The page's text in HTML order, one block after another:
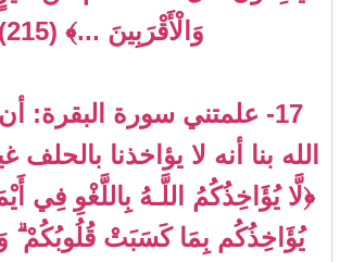
وَالْأَقْرَبِينَ ...﴾ (215).
17- علمتني سورة البقرة:
الله بنا أنه لا يؤاخذنا
﴿لَّا يُؤَاخِذُكُمُ اللَّـهُ بِاللَّغْوِ فِي
يُؤَاخِذُكُم بِمَا كَسَبَتْ قُلُوبُكُمْ